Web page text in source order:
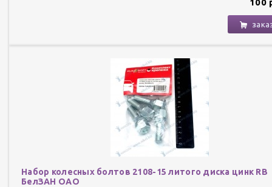
100
Набор колесных болтов 2108-15 литого диска цинк RB
БелЗАН ОАО